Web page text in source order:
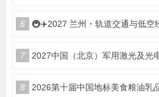
6 🚇✈️2027 兰州・轨道交通与低空
7 2027中国（北京）军用激光及光
8 2026第十届中国地标美食粮油乳